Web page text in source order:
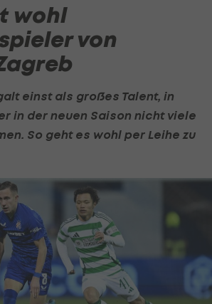
wohl
von
einst als großes Talent, in
in der neuen Saison nicht viele
So geht es wohl per Leihe zu